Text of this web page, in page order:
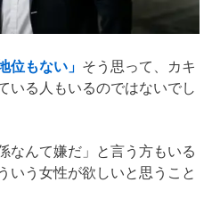
位もない」 そう思って、カキ
いる人もいるのではないでし
なんて嫌だ」と言う方もいる
いう女性が欲しいと思うこと